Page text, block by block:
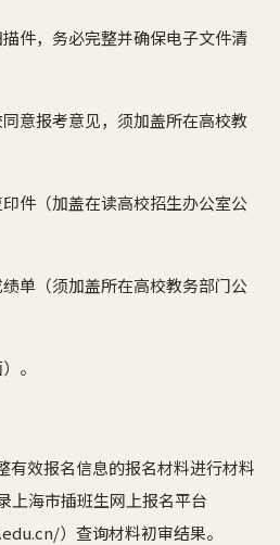
件，务必完整并确保电子文件清
同意报考意见，须加盖所在高校教
印件（加盖在读高校招生办公室公
绩单（须加盖所在高校教务部门公
。
有效报名信息的报名材料进行材料
上海市插班生网上报名平台
）查询材料初审结果。